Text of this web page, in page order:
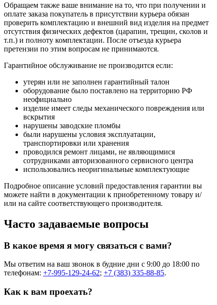
Обращаем также ваше внимание на то, что при получении и
оплате заказа покупатель в присутствии курьера обязан
проверить комплектацию и внешний вид изделия на предмет
отсутствия физических дефектов (царапин, трещин, сколов и
т.п.) и полноту комплектации. После отъезда курьера
претензии по этим вопросам не принимаются.
Гарантийное обслуживание не производится если:
утерян или не заполнен гарантийный талон
оборудование было поставлено на территорию РФ
неофициально
изделие имеет следы механического повреждения или
вскрытия
нарушены заводские пломбы
были нарушены условия эксплуатации,
транспортировки или хранения
проводился ремонт лицами, не являющимися
сотрудниками авторизованного сервисного центра
использовались неоригинальные комплектующие
Подробное описание условий предоставления гарантии вы
можете найти в документации к приобретенному товару и/
или на сайте соответствующего производителя.
Часто задаваемые вопросы
В какое время я могу связаться с вами?
Мы ответим на ваш звонок в будние дни с 9:00 до 18:00 по
телефонам: +7-995-129-24-62; +7 (383) 335-88-85.
Как к вам проехать?